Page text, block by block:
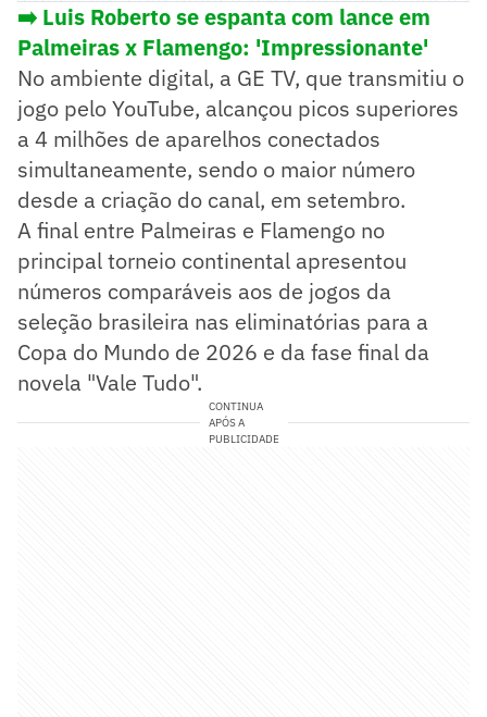
➡️ Luis Roberto se espanta com lance em
Palmeiras x Flamengo: 'Impressionante'
No ambiente digital, a GE TV, que transmitiu o
jogo pelo YouTube, alcançou picos superiores
a 4 milhões de aparelhos conectados
simultaneamente, sendo o maior número
desde a criação do canal, em setembro.
A final entre Palmeiras e Flamengo no
principal torneio continental apresentou
números comparáveis aos de jogos da
seleção brasileira nas eliminatórias para a
Copa do Mundo de 2026 e da fase final da
novela "Vale Tudo".
CONTINUA
APÓS A
PUBLICIDADE